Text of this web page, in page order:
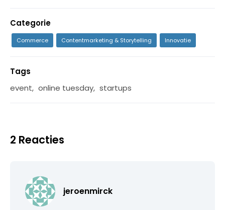
Categorie
Commerce Contentmarketing & Storytelling Innovatie
Tags
event, online tuesday, startups
2 Reacties
jeroenmirck